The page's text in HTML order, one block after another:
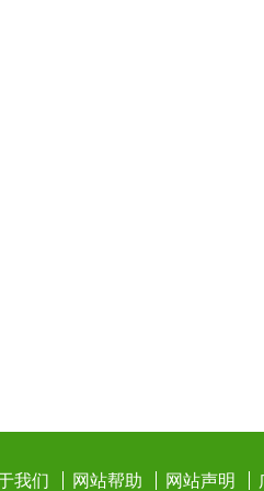
我们 网站帮助 网站声明